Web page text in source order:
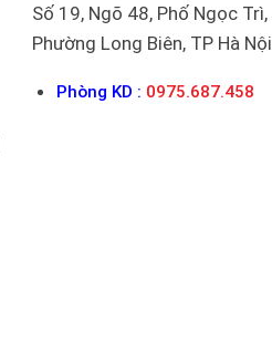
Số 19, Ngõ 48, Phố Ngọc Trì,
Phường Long Biên, TP Hà Nội
Phòng KD : 0975.687.458